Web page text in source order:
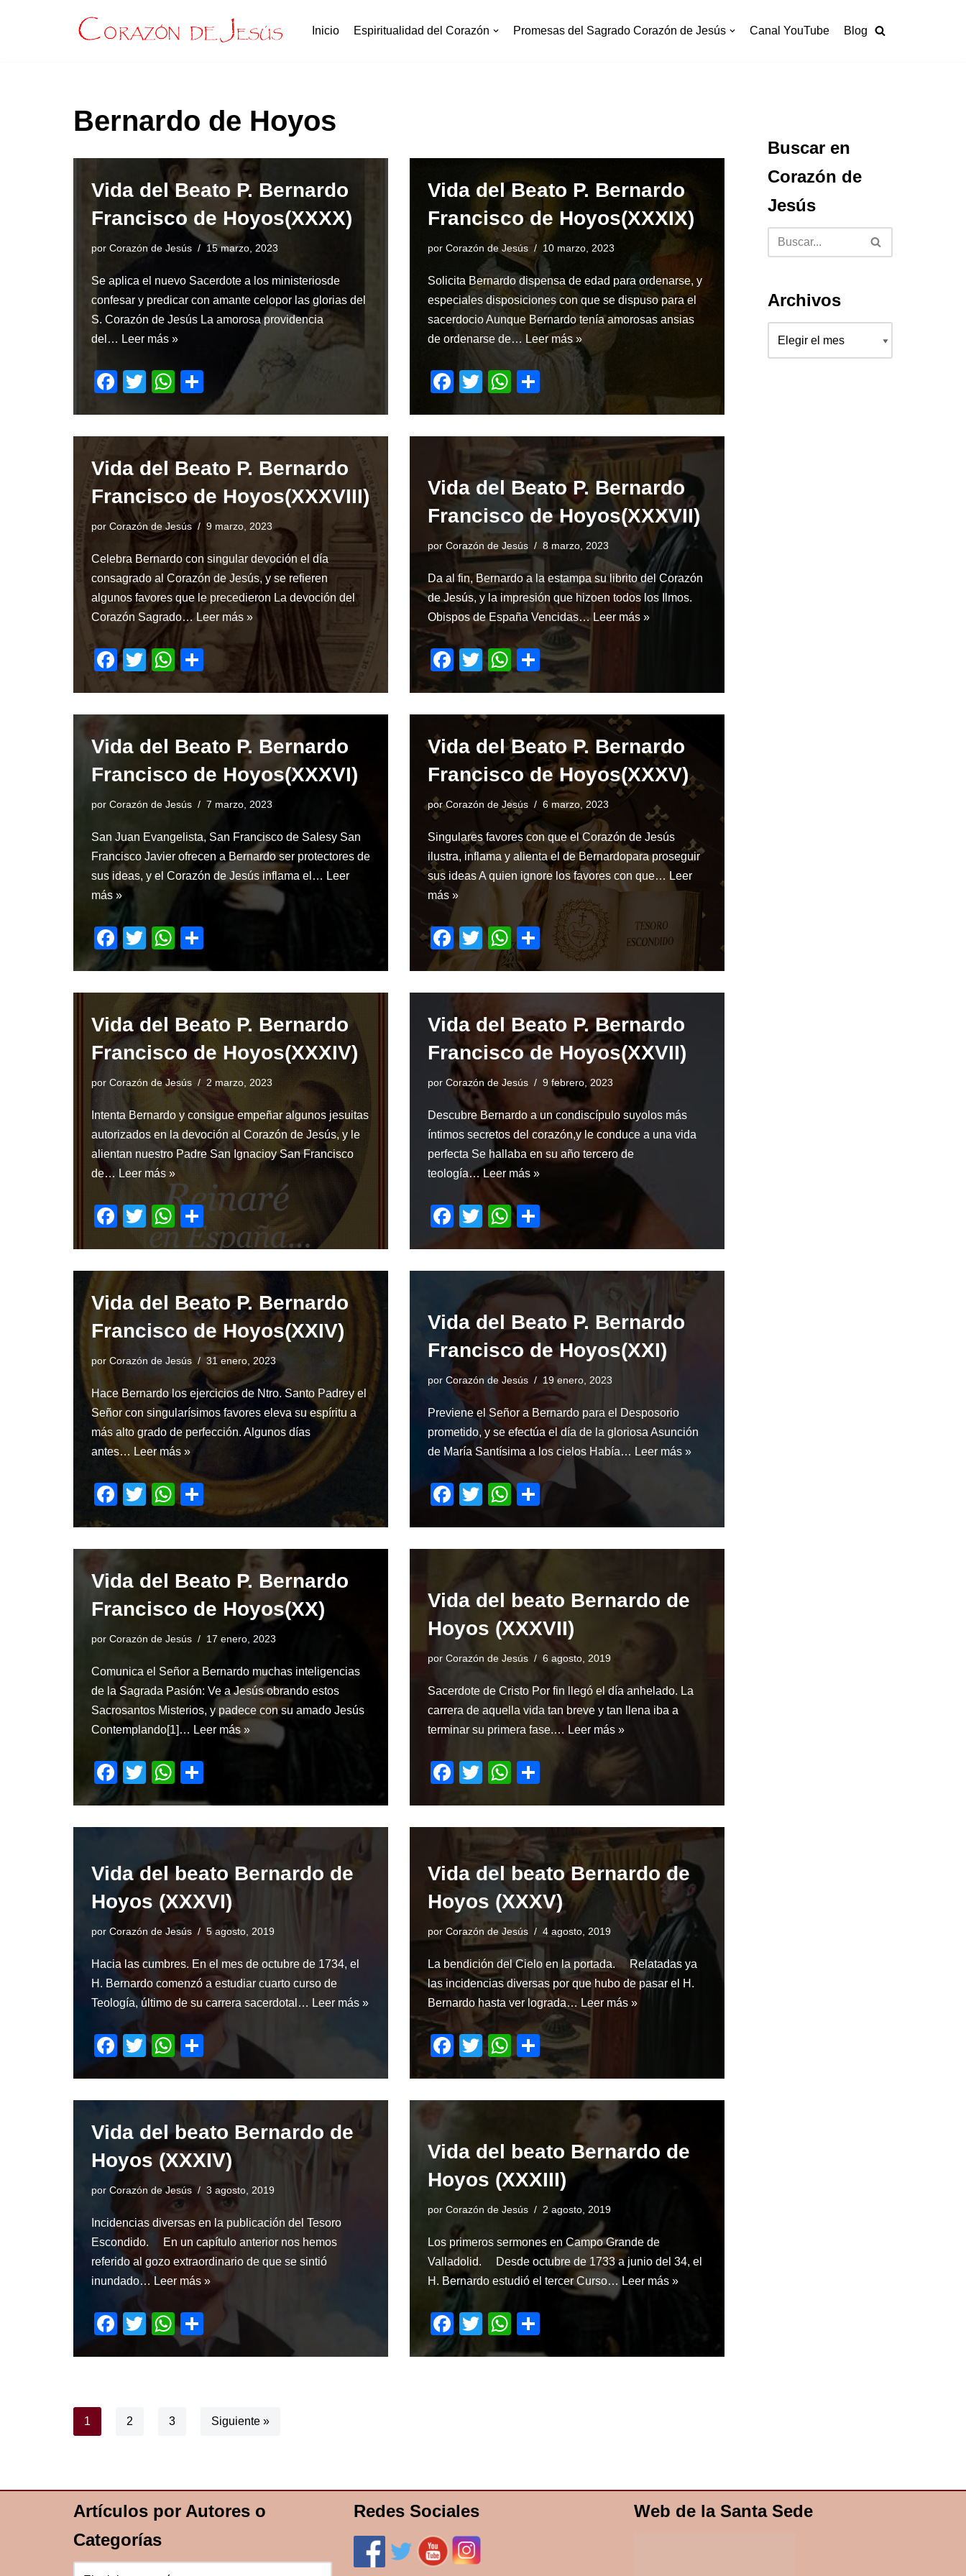
Inicio Espiritualidad del Corazón Promesas del Sagrado Corazón de Jesús Canal YouTube Blog
Bernardo de Hoyos
Vida del Beato P. Bernardo
Francisco de Hoyos(XXXX)
por Corazón de Jesús 15 marzo, 2023
Se aplica el nuevo Sacerdote a los ministeriosde
confesar y predicar con amante celopor las glorias del
S. Corazón de Jesús La amorosa providencia
del… Leer más »
F
b
o
o
T
er
W
s
A
p
p
h
Vida del Beato P. Bernardo
Francisco de Hoyos(XXXIX)
por Corazón de Jesús 10 marzo, 2023
Solicita Bernardo dispensa de edad para ordenarse, y
especiales disposiciones con que se dispuso para el
sacerdocio Aunque Bernardo tenía amorosas ansias
de ordenarse de… Leer más »
F
e
b
o
o
k
T
wi
er
W
s
A
p
p
e
Vida del Beato P. Bernardo
Francisco de Hoyos(XXXVIII)
por Corazón de Jesús 9 marzo, 2023
Celebra Bernardo con singular devoción el día
consagrado al Corazón de Jesús, y se refieren
algunos favores que le precedieron La devoción del
Corazón Sagrado… Leer más »
F
e
b
o
o
T
wi
W
A
p
p
h
Vida del Beato P. Bernardo
Francisco de Hoyos(XXXVII)
por Corazón de Jesús 8 marzo, 2023
Da al fin, Bernardo a la estampa su librito del Corazón
de Jesús, y la impresión que hizoen todos los Ilmos.
Obispos de España Vencidas… Leer más »
F
a
b
o
o
T
wi
W
A
p
p
S
h
e
Vida del Beato P. Bernardo
Francisco de Hoyos(XXXVI)
por Corazón de Jesús 7 marzo, 2023
San Juan Evangelista, San Francisco de Salesy San
Francisco Javier ofrecen a Bernardo ser protectores de
sus ideas, y el Corazón de Jesús inflama el… Leer
más »
F
a
b
o
o
k
T
wi
er
W
h
s
A
p
p
h
e
Vida del Beato P. Bernardo
Francisco de Hoyos(XXXV)
porCorazón de Jesús 6 marzo, 2023
Singulares favores con que el Corazón de Jesús
ilustra, inflama y alienta el de Bernardopara proseguir
sus ideas A quien ignore los favores con que… Leer
más »
F
a
e
b
o
o
k
T
wi
W
h
A
p
p
S
h
Vida del Beato P. Bernardo
Francisco de Hoyos(XXXIV)
por Corazón de Jesús 2 marzo, 2023
Intenta Bernardo y consigue empeñar algunos jesuitas
autorizados en la devoción al Corazón de Jesús, y le
alientan nuestro Padre San Ignacioy San Francisco
de… Leer más »
F
e
b
o
o
T
wi
W
h
A
p
p
S
h
Vida del Beato P. Bernardo
Francisco de Hoyos(XXVII)
por Corazón de Jesús 9 febrero, 2023
Descubre Bernardo a un condiscípulo suyolos más
íntimos secretos del corazón,y le conduce a una vida
perfecta Se hallaba en su año tercero de
teología… Leer más »
F
b
o
o
k
T
er
W
s
p
p
S
h
e
Vida del Beato P. Bernardo
Francisco de Hoyos(XXIV)
por Corazón de Jesús 31 enero, 2023
Hace Bernardo los ejercicios de Ntro. Santo Padrey el
Señor con singularísimos favores eleva su espíritu a
más alto grado de perfección. Algunos días
antes… Leer más »
F
e
b
o
o
T
W
A
p
p
S
h
Vida del Beato P. Bernardo
Francisco de Hoyos(XXI)
por Corazón de Jesús 19 enero, 2023
Previene el Señor a Bernardo para el Desposorio
prometido, y se efectúa el día de la gloriosa Asunción
de María Santísima a los cielos Había… Leer más »
F
e
b
o
o
k
T
er
W
A
p
p
S
e
Vida del Beato P. Bernardo
Francisco de Hoyos(XX)
por Corazón de Jesús 17 enero, 2023
Comunica el Señor a Bernardo muchas inteligencias
de la Sagrada Pasión: Ve a Jesús obrando estos
Sacrosantos Misterios, y padece con su amado Jesús
Contemplando[1]… Leer más »
F
a
b
o
o
k
T
wi
W
h
A
p
p
h
Vida del beato Bernardo de
Hoyos (XXXVII)
por Corazón de Jesús 6 agosto, 2019
Sacerdote de Cristo Por fin llegó el día anhelado. La
carrera de aquella vida tan breve y tan llena iba a
terminar su primera fase.… Leer más »
F
e
b
o
o
k
T
er
W
s
A
p
p
S
e
Vida del beato Bernardo de
Hoyos (XXXVI)
por Corazón de Jesús 5 agosto, 2019
Hacia las cumbres. En el mes de octubre de 1734, el
H. Bernardo comenzó a estudiar cuarto curso de
Teología, último de su carrera sacerdotal… Leer más »
F
b
o
o
T W
h
s
A
p
p
h
Vida del beato Bernardo de
Hoyos (XXXV)
por Corazón de Jesús 4 agosto, 2019
La bendición del Cielo en la portada. Relatadas ya
las incidencias diversas por que hubo de pasar el H.
Bernardo hasta ver lograda… Leer más »
F
a
e
b
o
o
k
T
wi
W
h
A
p
p
S
h
Vida del beato Bernardo de
Hoyos (XXXIV)
por Corazón de Jesús 3 agosto, 2019
Incidencias diversas en la publicación del Tesoro
Escondido. En un capítulo anterior nos hemos
referido al gozo extraordinario de que se sintió
inundado… Leer más »
F
b
k
T W
h
A
h
Vida del beato Bernardo de
Hoyos (XXXIII)
por Corazón de Jesús 2 agosto, 2019
Los primeros sermones en Campo Grande de
Valladolid. Desde octubre de 1733 a junio del 34, el
H. Bernardo estudió el tercer Curso… Leer más »
F
a
k
T
wi
W
h
h
1 2 3 Siguiente »
Buscar en
Corazón de
Jesús
Archivos
Artículos por Autores o
Categorías
Redes Sociales Web de la Santa Sede